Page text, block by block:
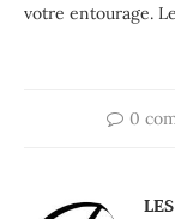
votre entourage.
0